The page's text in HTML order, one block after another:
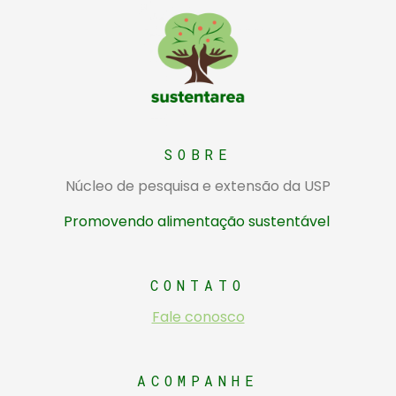
SOBRE
Núcleo de pesquisa e extensão da USP
Promovendo alimentação sustentável
CONTATO
Fale conosco
ACOMPANHE